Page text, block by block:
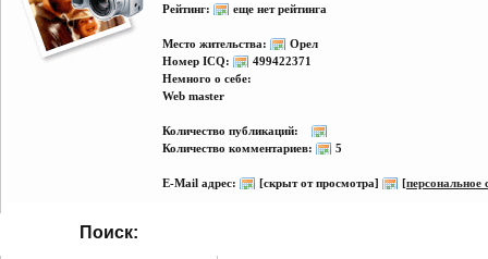
Рейтинг: еще нет рейтинга
Место жительства:
Орел
Номер ICQ:
499422371
Немного о себе:
Web master
Количество публикаций:
Количество комментариев:
5
E-Mail адрес: [скрыт от просмотра] [персональное
Поиск: